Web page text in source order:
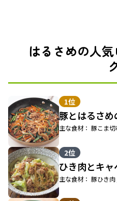
はるさめの人
1位
豚とはるさめ
主な食材： 豚こま
2位
ひき肉とキ
主な食材： 豚ひき